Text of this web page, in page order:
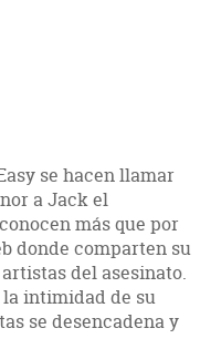
se hacen llamar
a Jack el
más que por
donde comparten su
del asesinato.
intimidad de su
se desencadena y